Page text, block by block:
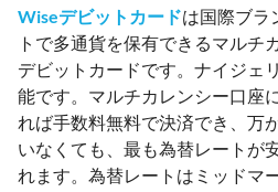
Wiseデビットカードは国際ブラ
トで多通貨を保有できるマルチ
デビットカードです。ナイジェ
能です。マルチカレンシー口座
れば手数料無料で決済でき、万
いなくても、最も為替レートが
れます。為替レートはミッドマ